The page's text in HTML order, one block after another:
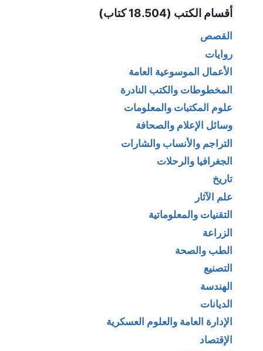
أقسام الكتب (18.504 كتاب)
القصص
روايات
الأعمال الموسوعية العامة
المخطوطات والكتب النادرة
علوم المكتبات والمعلومات
وسائل الإعلام والصحافة
التراجم والأنساب والشارات
الجغرافيا والرحلات
تاريخ
علم الآثار
التقنيات والمعلوماتية
الزراعة
الطب والصحة
التصنيع
الهندسة
الديانات
الإدارة العامة والعلوم العسكرية
الإقتصاد